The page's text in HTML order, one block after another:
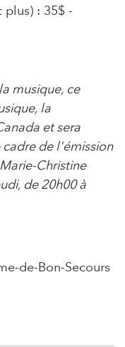
plus) : 35$ -
musique, ce
la
et sera
de l'émission
Christine
de 20h00 à
de-Bon-Secours